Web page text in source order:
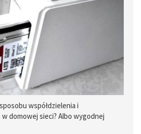
współdzielenia i
domowej sieci? Albo wygodnej